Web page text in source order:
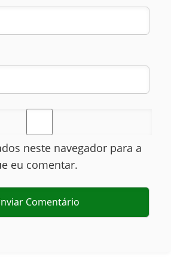
neste navegador para a
eu comentar.